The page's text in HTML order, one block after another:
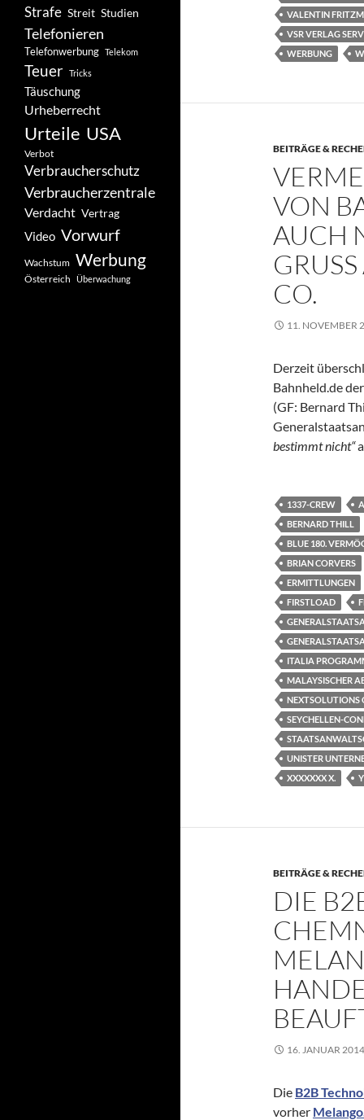
VALENTIN
VSR VERLAG
WERBUNG
BEITRÄGE &
VON
AUCH
GRUSS
O.
11. NOVEMBER
Derzeit
Bahnheld.de
(GF: Bernard
bestimmt nicht“
1337-CREW
BERNARD THILL
BLUE 180.
BRIAN CORVERS
ERMITTLUNGEN
FIRSTLOAD
ITALIA
MALAYSISCHER
NEXTSOLUTIONS
SEYCHELLEN-
UNISTER
XXXXXXX X.
BEITRÄGE &
DIE
16. JANUAR 2014
Die B2B
vorher
Strafe Streit Studien
Telefonieren
Telefonwerbung Telekom
Teuer Tricks
Täuschung
Urheberrecht
Urteile USA
Verbot
Verbraucherschutz
Verbraucherzentrale
Verdacht Vertrag
Video Vorwurf
Wachstum Werbung
Österreich Überwachung